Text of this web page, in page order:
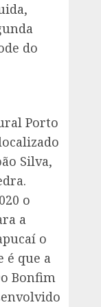
do
Porto
Silva,
o
a
o
é que a
Bonfim